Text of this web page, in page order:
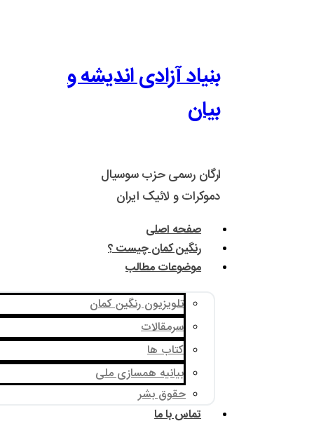
بنیاد آزادی اندیشه و
بیان
ارگان رسمی حزب سوسیال
دموکرات و لائیک ایران
صفحه اصلی
رنگین کمان چیست ؟
موضوعات مطالب
تلویزیون رنگین کمان
سرمقالات
کتاب ها
بیانیه همسازی ملی
حقوق بشر
تماس با ما